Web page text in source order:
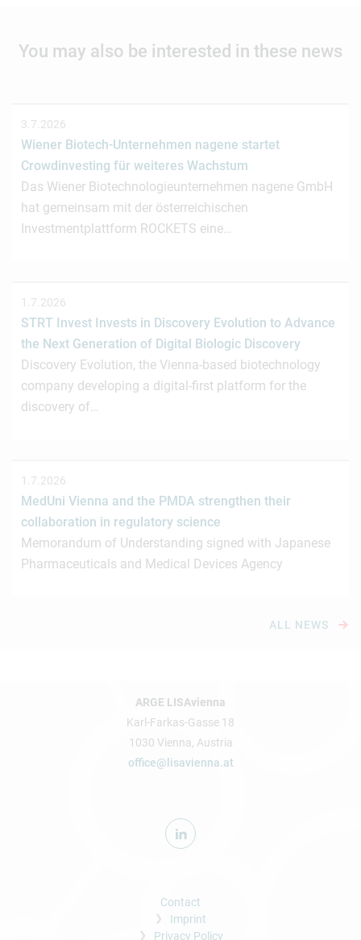
You may also be interested in these news
3.7.2026
Wiener Biotech-Unternehmen nagene startet
Crowdinvesting für weiteres Wachstum
Das Wiener Biotechnologieunternehmen nagene GmbH
hat gemeinsam mit der österreichischen
Investmentplattform ROCKETS eine…
1.7.2026
STRT Invest Invests in Discovery Evolution to Advance
the Next Generation of Digital Biologic Discovery
Discovery Evolution, the Vienna-based biotechnology
company developing a digital-first platform for the
discovery of…
1.7.2026
MedUni Vienna and the PMDA strengthen their
collaboration in regulatory science
Memorandum of Understanding signed with Japanese
Pharmaceuticals and Medical Devices Agency
ALL NEWS
ARGE LISAvienna
Karl-Farkas-Gasse 18
1030 Vienna, Austria
office@lisavienna.at
Contact
Imprint
Privacy Policy